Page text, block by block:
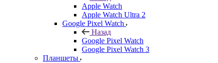
Apple Watch
Apple Watch Ultra 2
Google Pixel Watch
Назад
Google Pixel Watch
Google Pixel Watch 3
Планшеты